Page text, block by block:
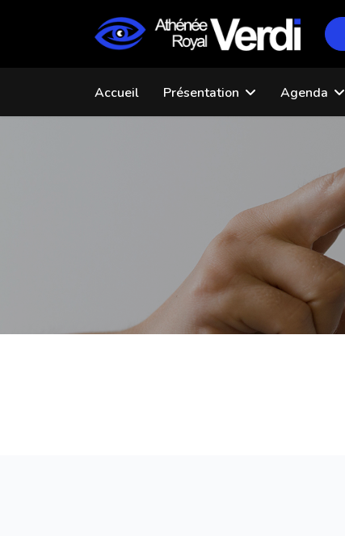
Accueil Présentation Agenda